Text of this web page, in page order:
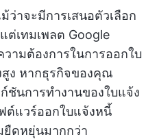
ว่าจะมีการเสนอตัวเลือก
ต่เทมเพลต Google
วามต้องการในการออกใบ
สูง หากธุรกิจของคุณ
ชันการทำงานของใบแจ้ง
ต์แวร์ออกใบแจ้งหนี้
ยืดหยุ่นมากกว่า